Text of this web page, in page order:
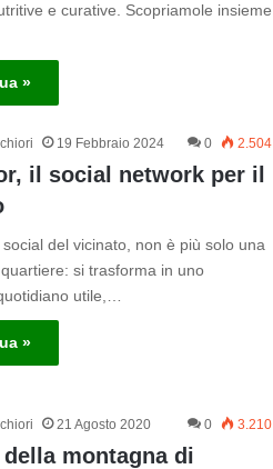
e curative. Scopriamole insieme
»
19 Febbraio 2024 0 2.504
il social network per il
social del vicinato, non è più solo una
si trasforma in uno
utile,…
»
21 Agosto 2020 0 3.210
montagna di